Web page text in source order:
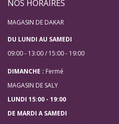
NOS HORAIRES
MAGASIN DE DAKAR
DU LUNDI AU SAMEDI
09:00 - 13:00 / 15:00 - 19:00
DIMANCHE : Fermé
MAGASIN DE SALY
LUNDI 15:00 - 19:00
DE MARDI A SAMEDI